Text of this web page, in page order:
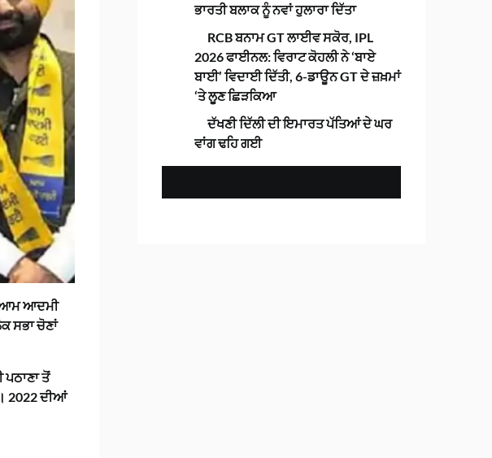
ਆਮ ਆਦਮੀ
ਸਭਾ ਚੋਣਾਂ
ਪਠਾਣਾ ਤੋਂ
2022 ਦੀਆਂ
ਭਾਰਤੀ ਬਲਾਕ ਨੂੰ ਨਵਾਂ ਹੁਲਾਰਾ ਦਿੱਤਾ
RCB ਬਨਾਮ GT ਲਾਈਵ ਸਕੋਰ, IPL
2026 ਫਾਈਨਲ: ਵਿਰਾਟ ਕੋਹਲੀ ਨੇ ‘ਬਾਏ
ਬਾਈ’ ਵਿਦਾਈ ਦਿੱਤੀ, 6-ਡਾਊਨ GT ਦੇ ਜ਼ਖ਼ਮਾਂ
‘ਤੇ ਲੂਣ ਛਿੜਕਿਆ
ਦੱਖਣੀ ਦਿੱਲੀ ਦੀ ਇਮਾਰਤ ਪੱਤਿਆਂ ਦੇ ਘਰ
ਵਾਂਗ ਢਹਿ ਗਈ